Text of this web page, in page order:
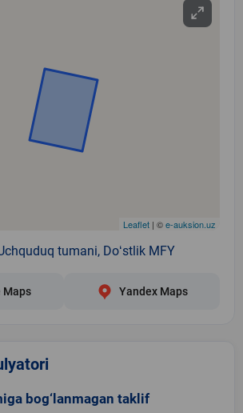
Leaflet | ©e-auksion.uz
tumani, Doʻstlik MFY
Maps Yandex Maps
bog‘lanmagan taklif